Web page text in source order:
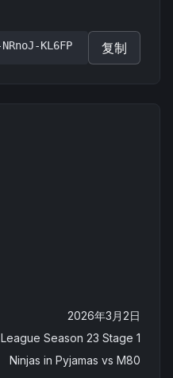
NRnoJ-KL6FP 复制
2026年3月2日
Season 23 Stage 1
Ninjas in Pyjamas vs M80